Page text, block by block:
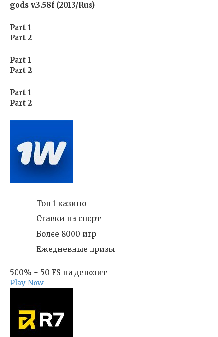
gods v.3.58f (2013/Rus)
Part 1
Part 2
Part 1
Part 2
Part 1
Part 2
Топ 1 казино
Ставки на спорт
Более 8000 игр
Ежедневные призы
500% + 50 FS на депозит
Play Now